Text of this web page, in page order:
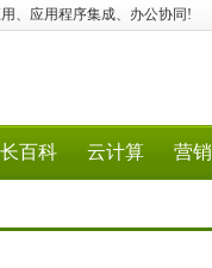
、应用程序集成、办公协同!
百科 云计算 营销